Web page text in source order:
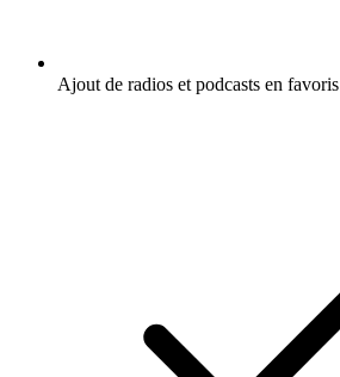
Ajout de radios et podcasts en favoris